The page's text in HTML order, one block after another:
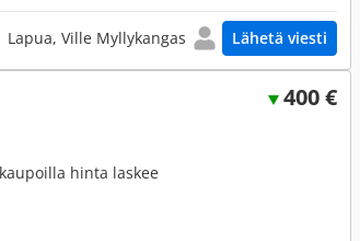
Lapua, Ville Myllykangas Lähetä viesti
400 €
hinta laskee